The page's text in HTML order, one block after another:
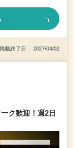
載終了日： 2027/04/02
ク歓迎！週2日